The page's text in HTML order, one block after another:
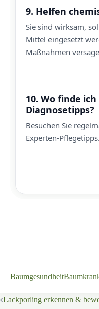
9. Helfen
Sie sind wirksam,
Mittel eingesetzt
Maßnahmen
10. Wo finde
Diagnosetipps?
Besuchen Sie
Experten-Pflegetipps.
Baumgesundheit
Beitragsnavigation
Lackporling erkennen &